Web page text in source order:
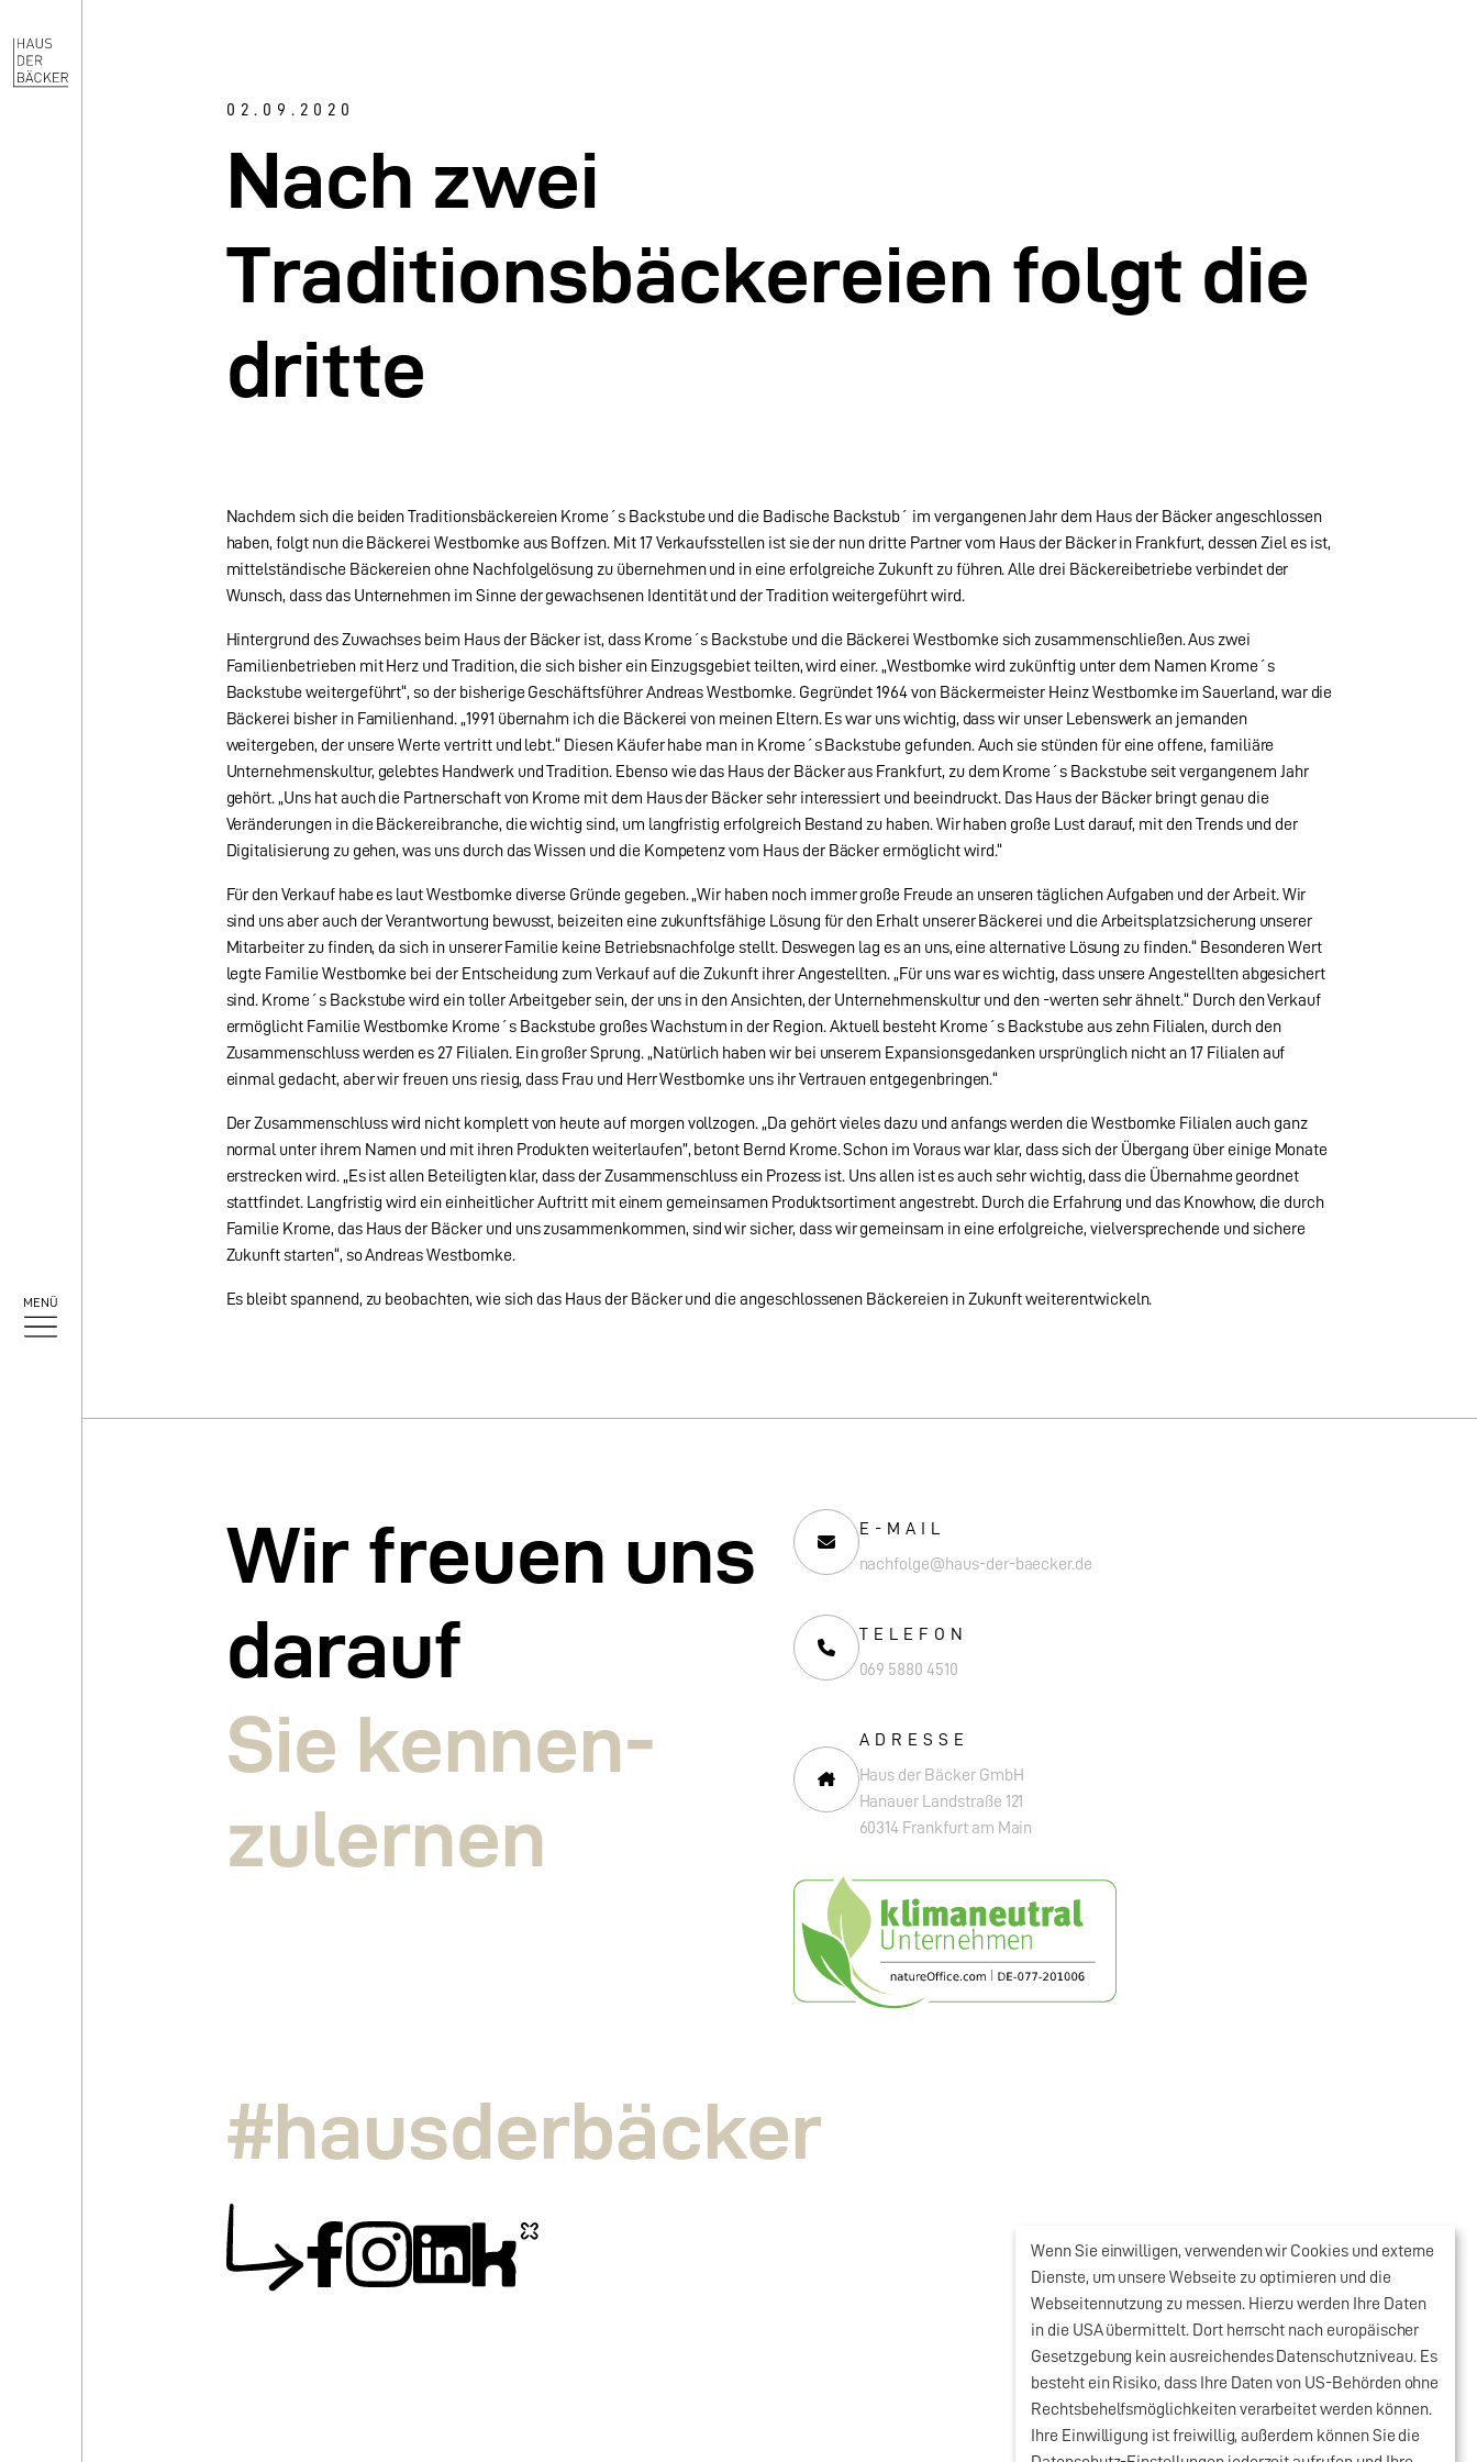
MENÜ
02.09.2020
Nach zwei
Traditionsbäckereien folgt die
dritte
Nachdem sich die beiden Traditionsbäckereien Krome´s Backstube und die Badische Backstub´ im vergangenen Jahr dem Haus der Bäcker angeschlossen
haben, folgt nun die Bäckerei Westbomke aus Boffzen. Mit 17 Verkaufsstellen ist sie der nun dritte Partner vom Haus der Bäcker in Frankfurt, dessen Ziel es ist,
mittelständische Bäckereien ohne Nachfolgelösung zu übernehmen und in eine erfolgreiche Zukunft zu führen. Alle drei Bäckereibetriebe verbindet der
Wunsch, dass das Unternehmen im Sinne der gewachsenen Identität und der Tradition weitergeführt wird.
Hintergrund des Zuwachses beim Haus der Bäcker ist, dass Krome´s Backstube und die Bäckerei Westbomke sich zusammenschließen. Aus zwei
Familienbetrieben mit Herz und Tradition, die sich bisher ein Einzugsgebiet teilten, wird einer. „Westbomke wird zukünftig unter dem Namen Krome´s
Backstube weitergeführt“, so der bisherige Geschäftsführer Andreas Westbomke. Gegründet 1964 von Bäckermeister Heinz Westbomke im Sauerland, war die
Bäckerei bisher in Familienhand. „1991 übernahm ich die Bäckerei von meinen Eltern. Es war uns wichtig, dass wir unser Lebenswerk an jemanden
weitergeben, der unsere Werte vertritt und lebt.“ Diesen Käufer habe man in Krome´s Backstube gefunden. Auch sie stünden für eine offene, familiäre
Unternehmenskultur, gelebtes Handwerk und Tradition. Ebenso wie das Haus der Bäcker aus Frankfurt, zu dem Krome´s Backstube seit vergangenem Jahr
gehört. „Uns hat auch die Partnerschaft von Krome mit dem Haus der Bäcker sehr interessiert und beeindruckt. Das Haus der Bäcker bringt genau die
Veränderungen in die Bäckereibranche, die wichtig sind, um langfristig erfolgreich Bestand zu haben. Wir haben große Lust darauf, mit den Trends und der
Digitalisierung zu gehen, was uns durch das Wissen und die Kompetenz vom Haus der Bäcker ermöglicht wird.“
Für den Verkauf habe es laut Westbomke diverse Gründe gegeben. „Wir haben noch immer große Freude an unseren täglichen Aufgaben und der Arbeit. Wir
sind uns aber auch der Verantwortung bewusst, beizeiten eine zukunftsfähige Lösung für den Erhalt unserer Bäckerei und die Arbeitsplatzsicherung unserer
Mitarbeiter zu finden, da sich in unserer Familie keine Betriebsnachfolge stellt. Deswegen lag es an uns, eine alternative Lösung zu finden.“ Besonderen Wert
legte Familie Westbomke bei der Entscheidung zum Verkauf auf die Zukunft ihrer Angestellten. „Für uns war es wichtig, dass unsere Angestellten abgesichert
sind. Krome´s Backstube wird ein toller Arbeitgeber sein, der uns in den Ansichten, der Unternehmenskultur und den -werten sehr ähnelt.“ Durch den Verkauf
ermöglicht Familie Westbomke Krome´s Backstube großes Wachstum in der Region. Aktuell besteht Krome´s Backstube aus zehn Filialen, durch den
Zusammenschluss werden es 27 Filialen. Ein großer Sprung. „Natürlich haben wir bei unserem Expansionsgedanken ursprünglich nicht an 17 Filialen auf
einmal gedacht, aber wir freuen uns riesig, dass Frau und Herr Westbomke uns ihr Vertrauen entgegenbringen.“
Der Zusammenschluss wird nicht komplett von heute auf morgen vollzogen. „Da gehört vieles dazu und anfangs werden die Westbomke Filialen auch ganz
normal unter ihrem Namen und mit ihren Produkten weiterlaufen”, betont Bernd Krome. Schon im Voraus war klar, dass sich der Übergang über einige Monate
erstrecken wird. „Es ist allen Beteiligten klar, dass der Zusammenschluss ein Prozess ist. Uns allen ist es auch sehr wichtig, dass die Übernahme geordnet
stattfindet. Langfristig wird ein einheitlicher Auftritt mit einem gemeinsamen Produktsortiment angestrebt. Durch die Erfahrung und das Knowhow, die durch
Familie Krome, das Haus der Bäcker und uns zusammenkommen, sind wir sicher, dass wir gemeinsam in eine erfolgreiche, vielversprechende und sichere
Zukunft starten“, so Andreas Westbomke.
Es bleibt spannend, zu beobachten, wie sich das Haus der Bäcker und die angeschlossenen Bäckereien in Zukunft weiterentwickeln.
Wir freuen uns
darauf
Sie kennen­
zulernen
E-MAIL
nachfolge@haus-der-baecker.de
TELEFON
069 5880 4510
ADRESSE
Haus der Bäcker GmbH
Hanauer Landstraße 121
60314 Frankfurt am Main
#hausderbäcker
Wenn Sie einwilligen, verwenden wir Cookies und externe
Dienste, um unsere Webseite zu optimieren und die
Webseitennutzung zu messen. Hierzu werden Ihre Daten
in die USA übermittelt. Dort herrscht nach europäischer
Gesetzgebung kein ausreichendes Datenschutzniveau. Es
besteht ein Risiko, dass Ihre Daten von US-Behörden ohne
Rechtsbehelfsmöglichkeiten verarbeitet werden können.
Ihre Einwilligung ist freiwillig, außerdem können Sie die